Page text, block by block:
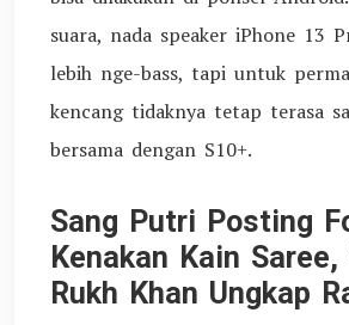
suara, nada speaker iPhone 13
lebih nge-bass, tapi untuk
kencang tidaknya tetap terasa
bersama dengan S10+.
Sang Putri Posting
Kenakan Kain Saree,
Rukh Khan Ungkap